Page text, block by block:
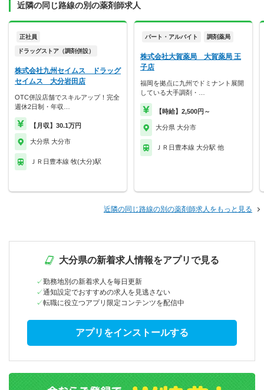
近隣の同じ路線の別の薬剤師求人
正社員
ドラッグストア（調剤併設）
株式会社九州セイムス ドラッグ
セイムス 大分岩田店
OTC併設店舗でスキルアップ！完全
週休2日制・年収…
【月収】30.1万円
大分県 大分市
ＪＲ日豊本線 牧(大分)駅
パート・アルバイト 調剤薬局
株式会社大賀薬局 大賀薬局 王
子店
福岡を拠点に九州でドミナント展開
している大手調剤・…
【時給】2,500円～
大分県 大分市
ＪＲ日豊本線 大分駅 他
近隣の同じ路線の別の薬剤師求人をもっと見る
大分県の新着求人情報をアプリで見る
勤務地別の新着求人を毎日更新
通知設定でおすすめの求人を見逃さない
転職に役立つアプリ限定コンテンツを配信中
アプリをインストールする